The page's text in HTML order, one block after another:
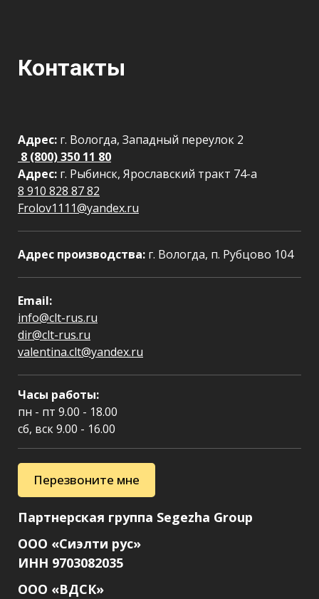
Контакты
Адрес: г. Вологда, Западный переулок 2
8 (800) 350 11 80
Адрес: г. Рыбинск, Ярославский тракт 74-а
8 910 828 87 82
Frolov1111@yandex.ru
Адрес производства: г. Вологда, п. Рубцово 104
Email:
info@clt-rus.ru
dir@clt-rus.ru
valentina.clt@yandex.ru
Часы работы:
пн - пт 9.00 - 18.00
сб, вск 9.00 - 16.00
Перезвоните мне
Партнерская группа Segezha Group
ООО «Сиэлти рус»
ИНН 9703082035
ООО «ВДСК»